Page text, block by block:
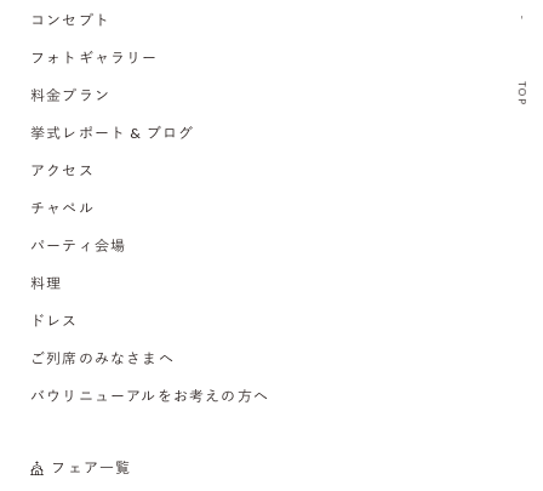
TOP
コンセプト
フォトギャラリー
料金プラン
挙式レポート & ブログ
アクセス
チャペル
パーティ会場
料理
ドレス
ご列席のみなさまへ
バウリニューアルをお考えの方へ
フェア一覧